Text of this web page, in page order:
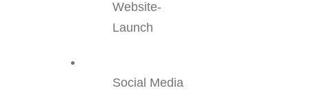
Website-
Launch
Social Media